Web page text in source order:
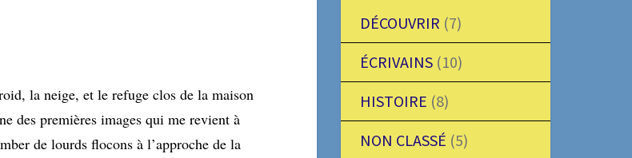
la neige, et le refuge clos de la maison
des premières images qui me revient à
de lourds flocons à l’approche de la
DÉCOUVRIR (7)
ÉCRIVAINS(10)
HISTOIRE (8)
NON CLASSÉ (5)